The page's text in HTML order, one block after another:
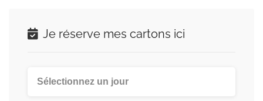
Je réserve mes cartons ici